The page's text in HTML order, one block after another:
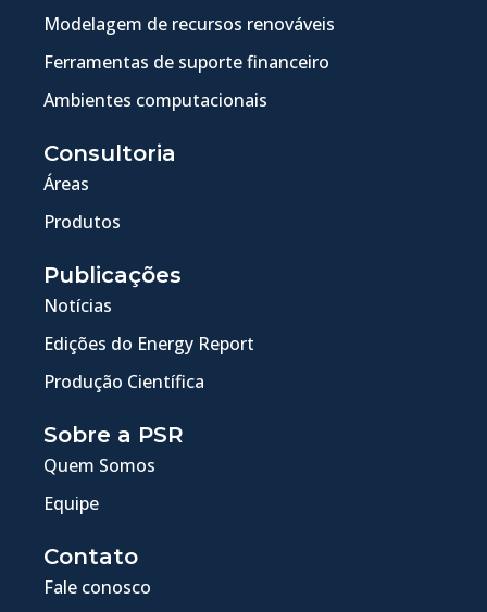
Modelagem de recursos renováveis
Ferramentas de suporte financeiro
Ambientes computacionais
Consultoria
Áreas
Produtos
Publicações
Notícias
Edições do Energy Report
Produção Científica
Sobre a PSR
Quem Somos
Equipe
Contato
Fale conosco